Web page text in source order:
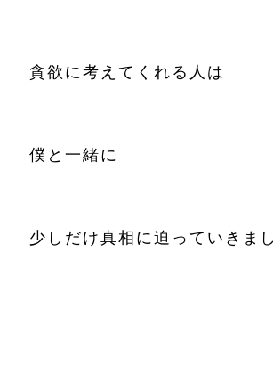
貪欲に考えてくれる人は
僕と一緒に
少しだけ真相に迫っていきま